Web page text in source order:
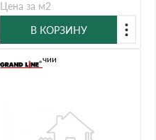
Цена за м2
В КОРЗИНУ
В наличии